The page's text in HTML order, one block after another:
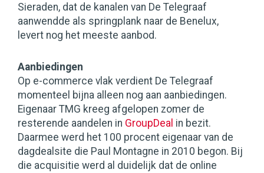
Sieraden, dat de kanalen van De Telegraaf
aanwendde als springplank naar de Benelux,
levert nog het meeste aanbod.
Aanbiedingen
Op e-commerce vlak verdient De Telegraaf
momenteel bijna alleen nog aan aanbiedingen.
Eigenaar TMG kreeg afgelopen zomer de
resterende aandelen in GroupDeal in bezit.
Daarmee werd het 100 procent eigenaar van de
dagdealsite die Paul Montagne in 2010 begon. Bij
die acquisitie werd al duidelijk dat de online